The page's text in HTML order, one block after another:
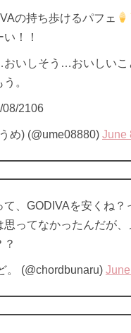
の持ち歩けるパフェ
！！
いしそう…おいしいこ
。
08/2106
め) (@ume08880) June
、GODIVAを安くね？
思ってなかったんだが
？
。 (@chordbunaru)